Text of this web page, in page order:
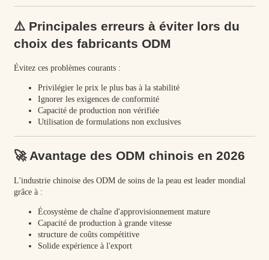
⚠️ Principales erreurs à éviter lors du
choix des fabricants ODM
Évitez ces problèmes courants :
Privilégier le prix le plus bas à la stabilité
Ignorer les exigences de conformité
Capacité de production non vérifiée
Utilisation de formulations non exclusives
🚀 Avantage des ODM chinois en 2026
L'industrie chinoise des ODM de soins de la peau est leader mondial
grâce à :
Écosystème de chaîne d'approvisionnement mature
Capacité de production à grande vitesse
structure de coûts compétitive
Solide expérience à l'export